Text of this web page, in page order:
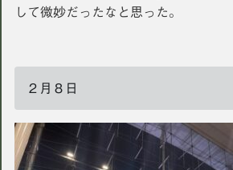
して微妙だったなと思った。
２月８日